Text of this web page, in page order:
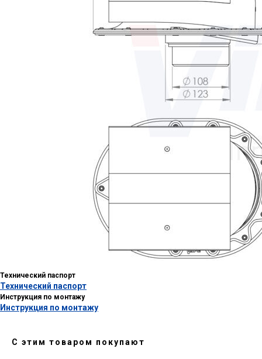
Технический паспорт
Технический паспорт
Инструкция по монтажу
Инструкция по монтажу
С этим товаром покупают